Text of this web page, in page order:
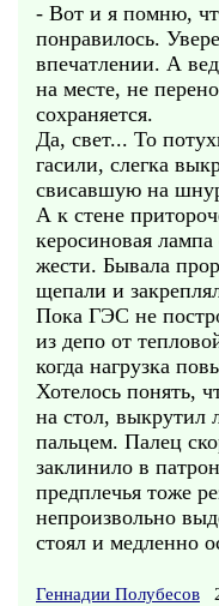
- Вот и я помню,
понравилось.
впечатлении. А
на месте, не
сохраняется.
Да, свет... То
гасили, слегка
свисавшую на
А к стене
керосиновая
жести. Бывала
щепали и
Пока ГЭС не
из депо от
когда нагрузка
Хотелось понять,
на стол, выкрутил
пальцем. Палец
заклинило в
предплечья тоже
непроизвольно
стоял и медленно
Геннадии Полубесов